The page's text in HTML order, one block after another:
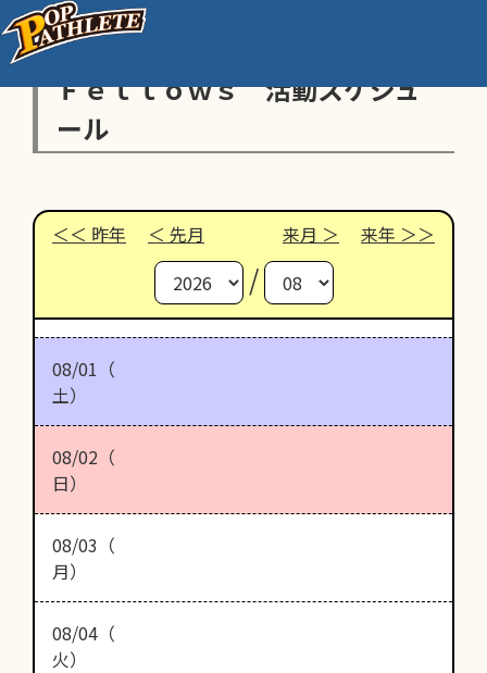
Ｆｅｌｌｏｗｓ 活動スケジュ
ール
昨年 先月 来月 来年
/
08/01（
土）
08/02（
日）
08/03（
月）
08/04（
火）